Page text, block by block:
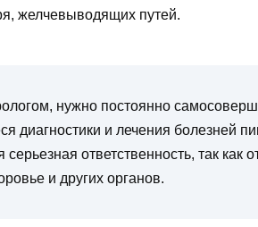
желчевыводящих путей.
нужно постоянно
диагностики и лечения болезней
ответственность, так как
и других органов.